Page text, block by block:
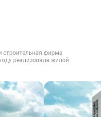
строительная фирма
реализовала жилой